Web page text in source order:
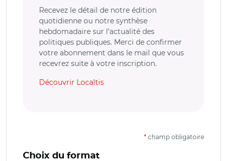
Recevez le détail de notre édition
quotidienne ou notre synthèse
hebdomadaire sur l’actualité des
politiques publiques. Merci de confirmer
votre abonnement dans le mail que vous
recevrez suite à votre inscription.
Découvrir Localtis
* champ obligatoire
Choix du format